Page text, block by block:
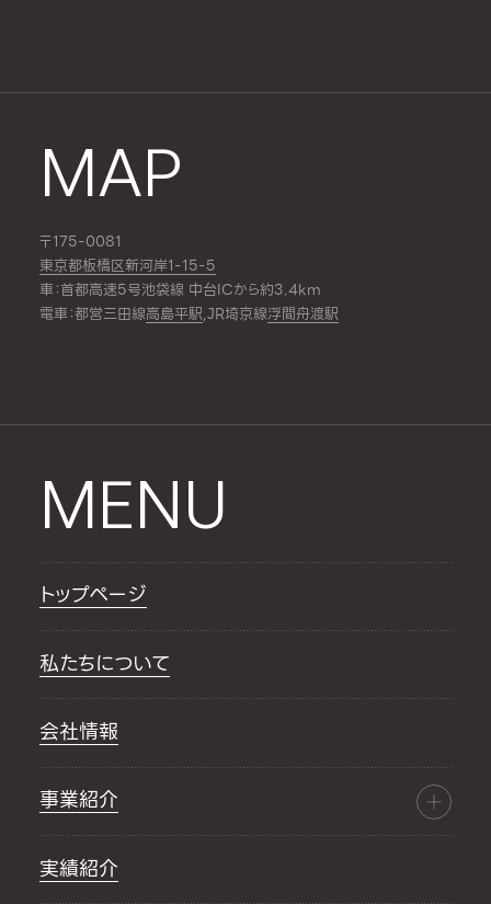
MAP
〒175-0081
東京都板橋区新河岸1-15-5
車：首都高速5号池袋線 中台ICから約3.4km
電車：都営三田線高島平駅,JR埼京線浮間舟渡駅
MENU
トップページ
私たちについて
会社情報
事業紹介
実績紹介